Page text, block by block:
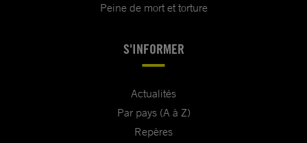
Peine de mort et torture
S'INFORMER
Actualités
Par pays (A à Z)
Repères